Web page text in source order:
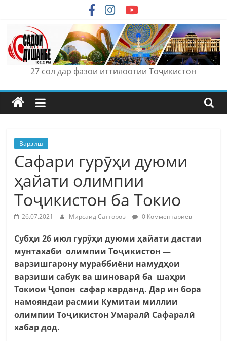
content
27 сол дар фазои иттилоотии Тоҷикистон
Варзиш
Сафари гурӯҳи дуюми
ҳайати олимпии
Тоҷикистон ба Токио
26.07.2021 Мирсаид Сатторов 0 Комментариев
Субҳи 26 июл гурӯҳи дуюми ҳайати дастаи
мунтахаби олимпии Тоҷикистон —
варзишгарону мураббиёни намудҳои
варзиши сабук ва шиноварӣ ба шаҳри
Токиои Ҷопон сафар карданд. Дар ин бора
намояндаи расмии Кумитаи миллии
олимпии Тоҷикистон Умаралӣ Сафаралӣ
хабар дод.